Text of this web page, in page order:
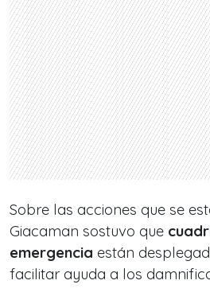
Sobre las acciones que se
Giacaman sostuvo que
emergencia están
facilitar ayuda a los